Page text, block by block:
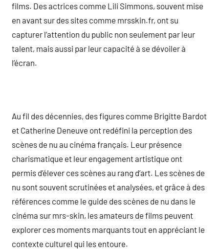
films. Des actrices comme Lili Simmons, souvent mise
en avant sur des sites comme mrsskin.fr, ont su
capturer l’attention du public non seulement par leur
talent, mais aussi par leur capacité à se dévoiler à
l’écran.
Au fil des décennies, des figures comme Brigitte Bardot
et Catherine Deneuve ont redéfini la perception des
scènes de nu au cinéma français. Leur présence
charismatique et leur engagement artistique ont
permis d’élever ces scènes au rang d’art. Les scènes de
nu sont souvent scrutinées et analysées, et grâce à des
références comme le guide des scènes de nu dans le
cinéma sur mrs-skin, les amateurs de films peuvent
explorer ces moments marquants tout en appréciant le
contexte culturel qui les entoure.